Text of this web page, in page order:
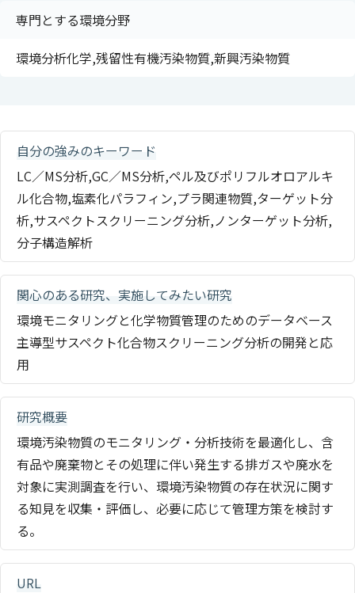
専門とする環境分野
環境分析化学,残留性有機汚染物質,新興汚染物質
自分の強みのキーワード
LC／MS分析,GC／MS分析,ペル及びポリフルオロアルキ
ル化合物,塩素化パラフィン,プラ関連物質,ターゲット分
析,サスペクトスクリーニング分析,ノンターゲット分析,
分子構造解析
関心のある研究、実施してみたい研究
環境モニタリングと化学物質管理のためのデータベース
主導型サスペクト化合物スクリーニング分析の開発と応
用
研究概要
環境汚染物質のモニタリング・分析技術を最適化し、含
有品や廃棄物とその処理に伴い発生する排ガスや廃水を
対象に実測調査を行い、環境汚染物質の存在状況に関す
る知見を収集・評価し、必要に応じて管理方策を検討す
る。
URL